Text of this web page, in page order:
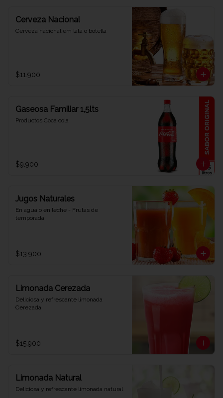
Cerveza Nacional
Cerveza nacional em lata o botella
$11.900
Gaseosa Familiar 1,5lts
Productos Coca cola
$9.900
Jugos Naturales
En agua o en leche - Frutas de
temporada
$13.900
Limonada Cerezada
Deliciosa y refrescante limonada
Cerezada
$15.900
Limonada Natural
Deliciosa y refrescante limonada natural